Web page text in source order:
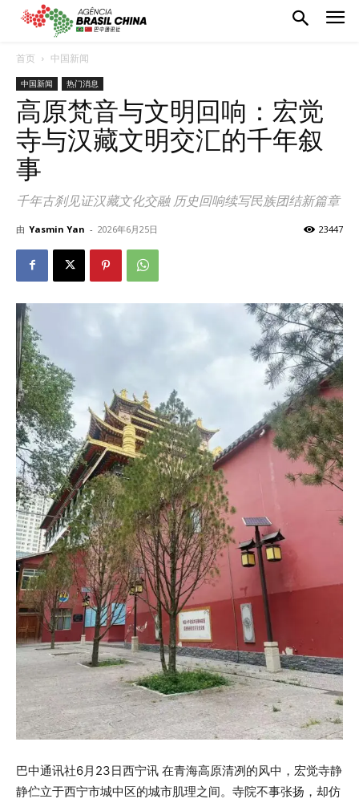
首页 中国新闻
中国新闻 热门消息
高原梵音与文明回响：宏觉
寺与汉藏文明交汇的千年叙
事
千年古刹见证汉藏文化交融 历史回响续写民族团结新篇章
由 Yasmin Yan - 2026年6月25日 23447
巴中通讯社6月23日西宁讯 在青海高原清冽的风中，宏觉寺静
静伫立于西宁市城中区的城市肌理之间。寺院不事张扬，却仿